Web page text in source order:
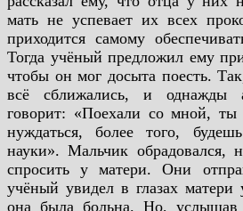
мать не успевает их всех
приходится самому
Тогда учёный предложил ему
чтобы он мог досыта поесть.
всё сближались, и однажды
говорит: «Поехали со мной,
нуждаться, более того,
науки». Мальчик обрадовался,
спросить у матери. Они
учёный увидел в глазах матери
она была больна. Но, услышав